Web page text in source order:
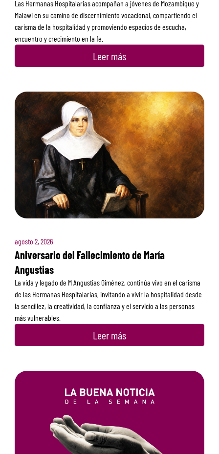
Las Hermanas Hospitalarias acompañan a jóvenes de Mozambique y
Malawi en su camino de discernimiento vocacional, compartiendo el
carisma de la hospitalidad y promoviendo espacios de escucha,
encuentro y crecimiento en la fe.
Leer más
agosto 2, 2026
Aniversario del Fallecimiento de María
Angustias
La vida y legado de M Angustias Giménez, continúa vivo en el carisma
de las Hermanas Hospitalarias, invitando a vivir la hospitalidad desde
la sencillez, la creatividad, la confianza y el servicio a las personas
más vulnerables.
Leer más